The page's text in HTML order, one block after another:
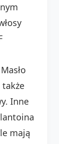
Inne
mają